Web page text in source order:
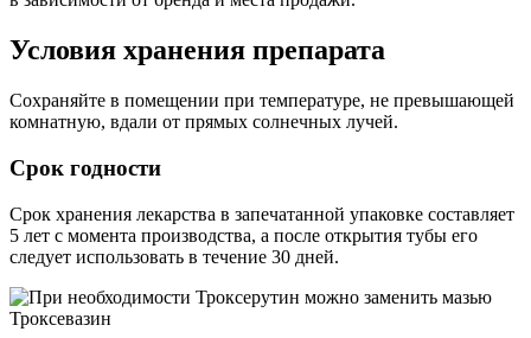
Условия хранения препарата
Сохраняйте в помещении при температуре, не превышающей
комнатную, вдали от прямых солнечных лучей.
Срок годности
Срок хранения лекарства в запечатанной упаковке составляет
5 лет с момента производства, а после открытия тубы его
следует использовать в течение 30 дней.